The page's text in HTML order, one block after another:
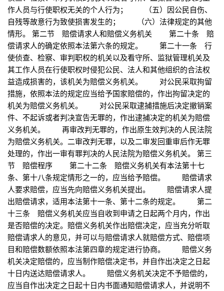
作人员与行使职权无关的个人行为； （五）因公民自伤、
自残等故意行为致使损害发生的； （六）法律规定的其他
情形。 第二节 赔偿请求人和赔偿义务机关 第二十条 赔
偿请求人的确定依照本法第六条的规定。 第二十一条 行
使侦查、检察、审判职权的机关以及看守所、监狱管理机关及
其工作人员在行使职权时侵犯公民、法人和其他组织的合法权
益造成损害的，该机关为赔偿义务机关。 对公民采取拘留
措施，依照本法的规定应当给予国家赔偿的，作出拘留决定的
机关为赔偿义务机关。 对公民采取逮捕措施后决定撤销案
件、不起诉或者判决宣告无罪的，作出逮捕决定的机关为赔偿
义务机关。 再审改判无罪的，作出原生效判决的人民法院
为赔偿义务机关。二审改判无罪，以及二审发回重审后作无罪
处理的，作出一审有罪判决的人民法院为赔偿义务机关。 第三
节 赔偿程序 第二十二条 赔偿义务机关有本法第十七
条、第十八条规定情形之一的，应当给予赔偿。 赔偿请求
人要求赔偿，应当先向赔偿义务机关提出。 赔偿请求人提
出赔偿请求，适用本法第十一条、第十二条的规定。 第二
十三条 赔偿义务机关应当自收到申请之日起两个月内，作出
是否赔偿的决定。赔偿义务机关作出赔偿决定，应当充分听取
赔偿请求人的意见，并可以与赔偿请求人就赔偿方式、赔偿项
目和赔偿数额依照本法第四章的规定进行协商。 赔偿义务
机关决定赔偿的，应当制作赔偿决定书，并自作出决定之日起
十日内送达赔偿请求人。 赔偿义务机关决定不予赔偿的，
应当自作出决定之日起十日内书面通知赔偿请求人，并说明不